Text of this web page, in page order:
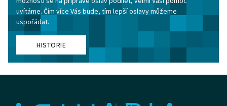
uvítáme. Čím více Vás bude, tím lepší oslavy můžeme
uspořádat.
HISTORIE